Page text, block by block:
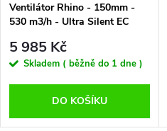
Ventilátor Rhino - 150mm -
530 m3/h - Ultra Silent EC
5 985 Kč
Skladem ( běžně do 1 dne )
DO KOŠÍKU